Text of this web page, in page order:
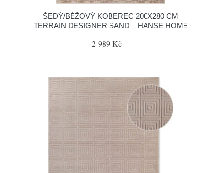
ŠEDÝ/BÉŽOVÝ KOBEREC 200X280 CM
TERRAIN DESIGNER SAND – HANSE HOME
2 989 Kč